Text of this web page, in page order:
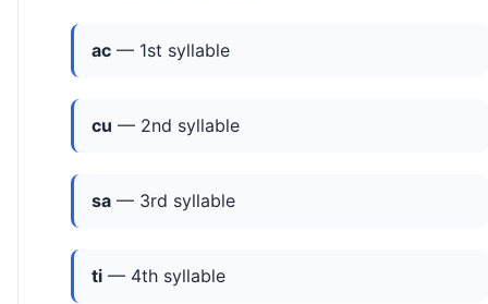
ac — 1st syllable
cu — 2nd syllable
sa — 3rd syllable
ti — 4th syllable